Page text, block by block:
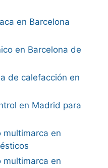
en Barcelona
en Barcelona de
de calefacción en
en Madrid para
multimarca en
multimarca en